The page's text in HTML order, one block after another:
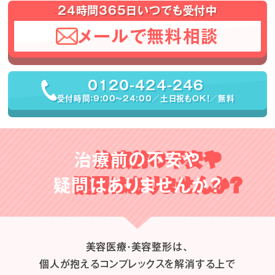
24時間365日いつでも受付中
メールで無料相談
0120-424-246
受付時間：9:00〜24:00／土日祝もOK！／無料
治療前の不安や
疑問はありませんか？
美容医療・美容整形は、
個人が抱えるコンプレックスを解消する上で